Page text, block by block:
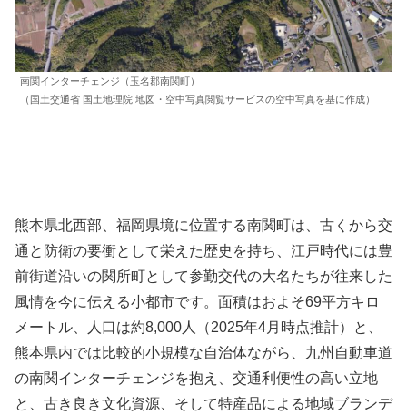
南関インターチェンジ（玉名郡南関町）
（国土交通省 国土地理院 地図・空中写真閲覧サービスの空中写真を基に作成）
熊本県北西部、福岡県境に位置する南関町は、古くから交
通と防衛の要衝として栄えた歴史を持ち、江戸時代には豊
前街道沿いの関所町として参勤交代の大名たちが往来した
風情を今に伝える小都市です。面積はおよそ69平方キロ
メートル、人口は約8,000人（2025年4月時点推計）と、
熊本県内では比較的小規模な自治体ながら、九州自動車道
の南関インターチェンジを抱え、交通利便性の高い立地
と、古き良き文化資源、そして特産品による地域ブランデ